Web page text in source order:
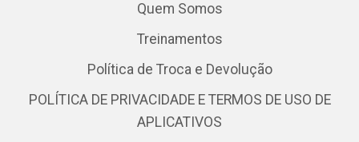
Quem Somos
Treinamentos
Política de Troca e Devolução
POLÍTICA DE PRIVACIDADE E TERMOS DE USO DE
APLICATIVOS